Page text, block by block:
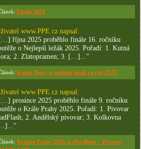
Finále 2024
www.PPE.cz napsal:
října 2025 proběhlo finále 16. ročníku
o Nejlepší ležák 2025. Pořadí: 1. Kutná
2. Zlatopramen; 3. […]..."
Kutná Hora je nejlepší ležák za rok 2025!
www.PPE.cz napsal:
prosince 2025 proběhlo finále 9. ročníku
o Krále Prahy 2025. Pořadí: 1. Pivovar
2. Andělský pivovar; 3. Kolkovna
Králem Prahy 2025 je Zlej Blesk – Pivovar